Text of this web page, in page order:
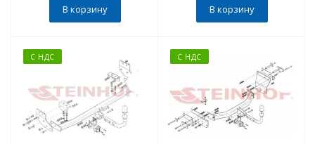
В корзину В корзину
С НДС С НДС